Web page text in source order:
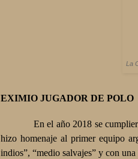
La
EXIMIO JUGADOR DE POLO
En el año 2018 se
hizo homenaje al primer equipo
indios”, “medio salvajes” y con